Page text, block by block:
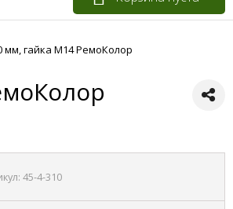
гайка М14 РемоКолор
45-4-310